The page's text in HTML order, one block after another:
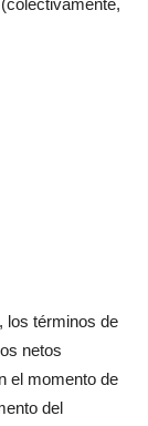
los términos de
netos
el momento de
del